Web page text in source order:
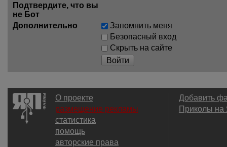
Подтвердите, что вы
не Бот
Дополнительно
Запомнить меня
Безопасный вход
Скрыть на сайте
Войти
О проекте
размещение рекламы
статистика
помощь
авторские права
Добавить
Приколы